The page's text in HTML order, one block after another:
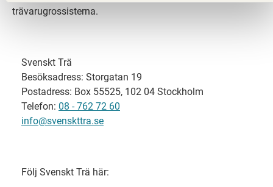
trävarugrossisterna.
Svenskt Trä
Besöksadress: Storgatan 19
Postadress: Box 55525, 102 04 Stockholm
Telefon: 08 - 762 72 60
info@svenskttra.se
Följ Svenskt Trä här: